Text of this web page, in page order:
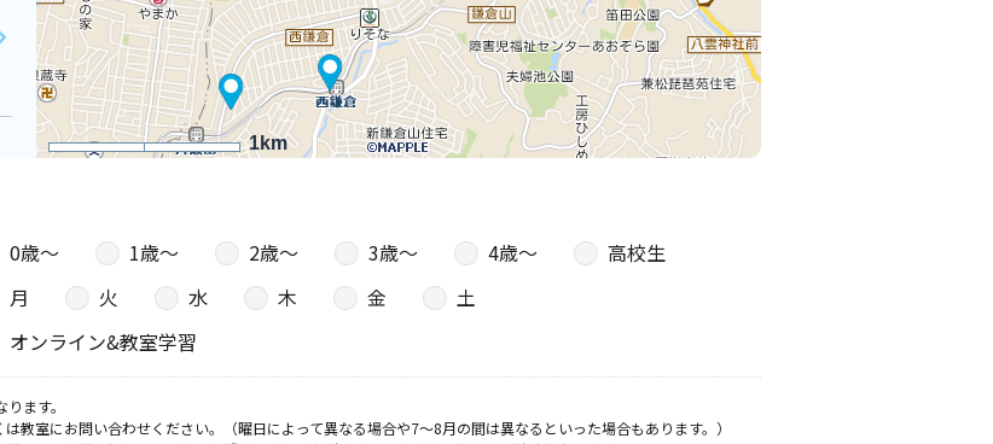
1km
0歳〜 1歳〜 2歳〜 3歳〜 4歳〜
高校生
月 火 水 木 金
土
オンライン&教室学習
ます。
教室にお問い合わせください。（曜日によって異なる場合や7～8月の間は異なるといった場合もあります。）